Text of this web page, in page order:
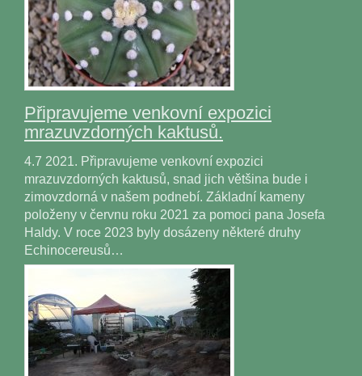
Připravujeme venkovní expozici
mrazuvzdorných kaktusů.
4.7 2021. Připravujeme venkovní expozici
mrazuvzdorných kaktusů, snad jich většina bude i
zimovzdorná v našem podnebí. Základní kameny
položeny v červnu roku 2021 za pomoci pana Josefa
Haldy. V roce 2023 byly dosázeny některé druhy
Echinocereusů…